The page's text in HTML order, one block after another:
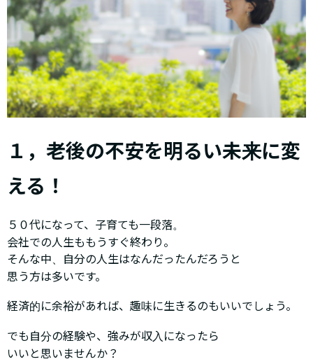
１，老後の不安を明るい未来に変
える！
５０代になって、子育ても一段落。
会社での人生ももうすぐ終わり。
そんな中、自分の人生はなんだったんだろうと
思う方は多いです。
経済的に余裕があれば、趣味に生きるのもいいでしょう。
でも自分の経験や、強みが収入になったら
いいと思いませんか？